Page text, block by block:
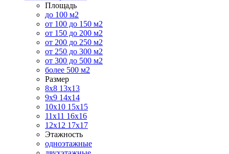
Площадь
до 100 м2
от 100 до 150 м2
от 150 до 200 м2
от 200 до 250 м2
от 250 до 300 м2
от 300 до 500 м2
более 500 м2
Размер
8х8 13х13
9х9 14х14
10х10 15х15
11x11 16х16
12х12 17х17
Этажность
одноэтажные